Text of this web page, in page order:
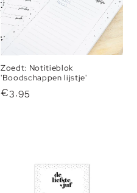
Zoedt: Notitieblok
'Boodschappen lijstje'
Normale
€3,95